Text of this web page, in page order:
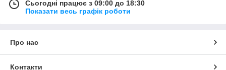
Сьогодні працює з 09:00 до 18:30
Показати весь графік роботи
Про нас
Контакти